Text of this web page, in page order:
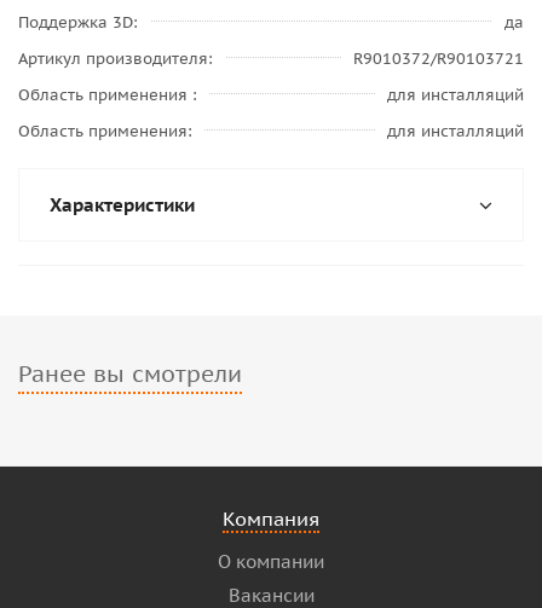
Поддержка 3D
да
Артикул производителя
R9010372/R90103721
Область применения
для инсталляций
Область применения
для инсталляций
Характеристики
Ранее вы смотрели
Компания
О компании
Вакансии